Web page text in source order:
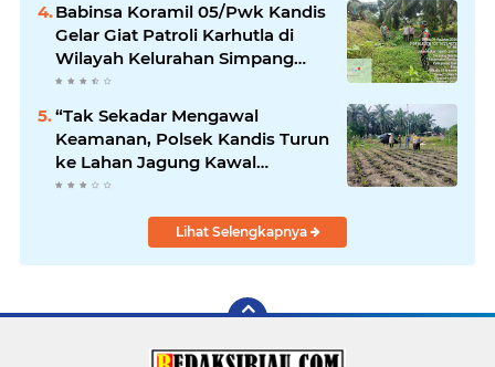
Babinsa Koramil 05/Pwk Kandis
Gelar Giat Patroli Karhutla di
Wilayah Kelurahan Simpang
Belutu
“Tak Sekadar Mengawal
Keamanan, Polsek Kandis Turun
ke Lahan Jagung Kawal
Ketahanan Pangan
Lihat Selengkapnya